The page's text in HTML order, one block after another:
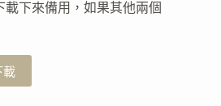
載下來備用，如果其他兩個
載